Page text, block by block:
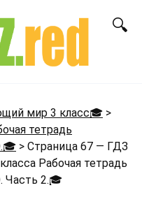
мир 3 класс🎓 >
тетрадь
> Страница 67 — ГДЗ
Рабочая тетрадь
2.🎓